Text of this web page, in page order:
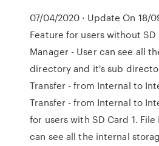
07/04/2020 · Update On 18/
Feature for users without SD
Manager - User can see all
directory and it's sub
Transfer - from Internal to
Transfer - from Internal to
for users with SD Card 1.
can see all the internal